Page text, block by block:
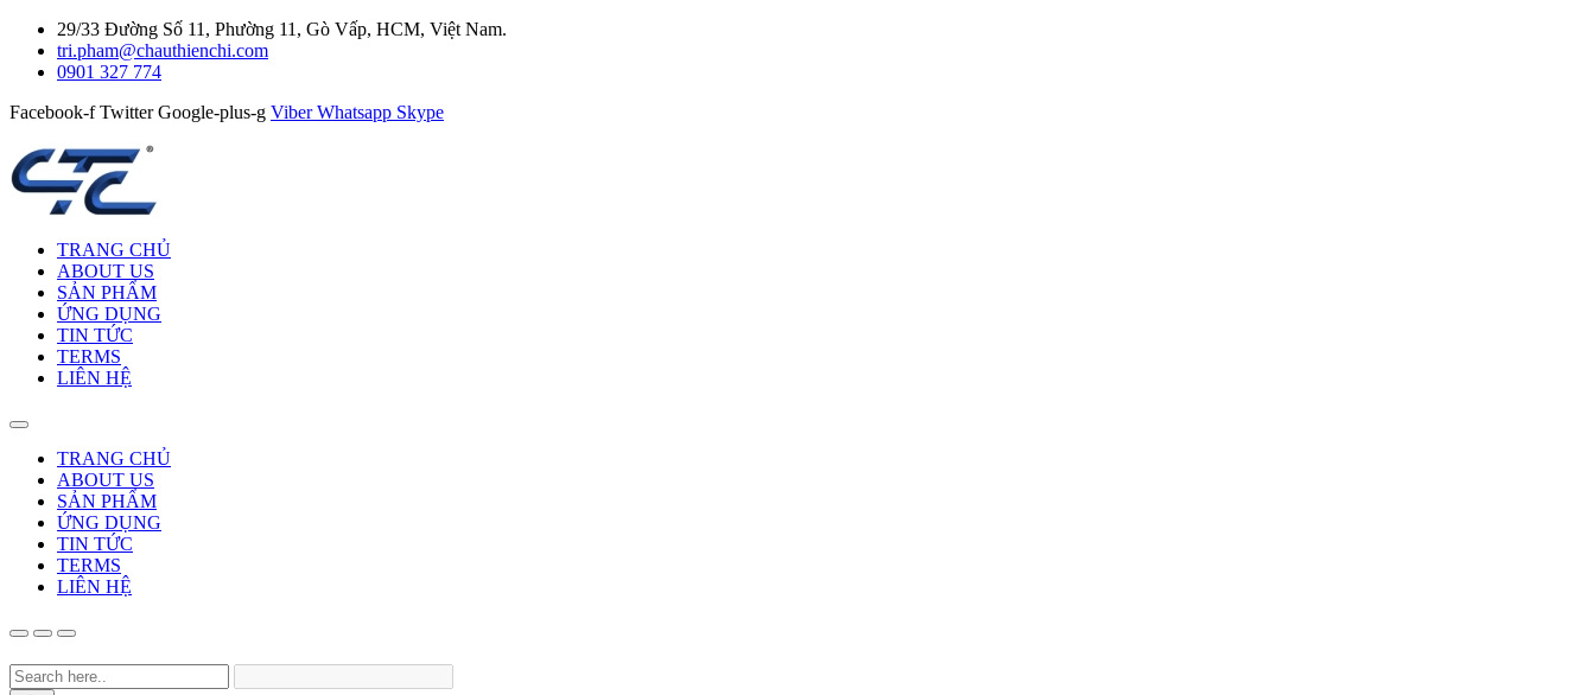
29/33 Đường Số 11, Phường 11, Gò Vấp, HCM, Việt Nam.
tri.pham@chauthienchi.com
0901 327 774
Facebook-f Twitter Google-plus-g Viber Whatsapp Skype
TRANG CHỦ
ABOUT US
SẢN PHẨM
ỨNG DỤNG
TIN TỨC
TERMS
LIÊN HỆ
TRANG CHỦ
ABOUT US
SẢN PHẨM
ỨNG DỤNG
TIN TỨC
TERMS
LIÊN HỆ